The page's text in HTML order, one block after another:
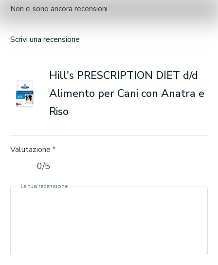
Non ci sono ancora recensioni
Scrivi una recensione
Hill's PRESCRIPTION DIET d/d
Alimento per Cani con Anatra e
Riso
Valutazione*
0/5
La tua recensione